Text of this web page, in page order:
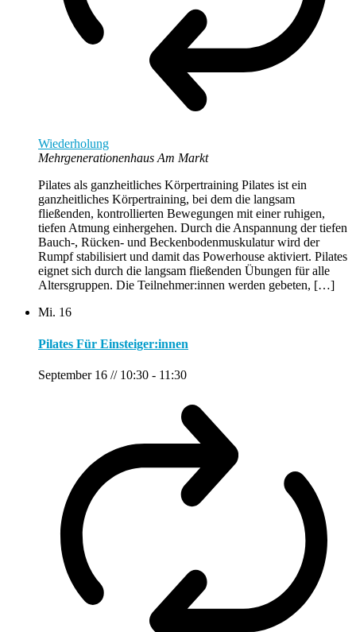
Wiederholung
Mehrgenerationenhaus Am Markt
Pilates als ganzheitliches Körpertraining Pilates ist ein
ganzheitliches Körpertraining, bei dem die langsam
fließenden, kontrollierten Bewegungen mit einer ruhigen,
tiefen Atmung einhergehen. Durch die Anspannung der tiefen
Bauch-, Rücken- und Beckenbodenmuskulatur wird der
Rumpf stabilisiert und damit das Powerhouse aktiviert. Pilates
eignet sich durch die langsam fließenden Übungen für alle
Altersgruppen. Die Teilnehmer:innen werden gebeten, […]
Mi. 16
Pilates Für Einsteiger:innen
September 16 // 10:30 - 11:30